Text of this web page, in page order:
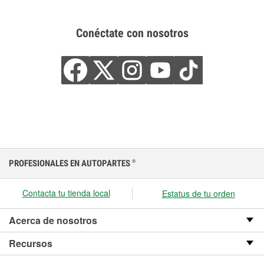
Conéctate con nosotros
PROFESIONALES EN AUTOPARTES ®
Contacta tu tienda local Estatus de tu orden
Acerca de nosotros
Recursos